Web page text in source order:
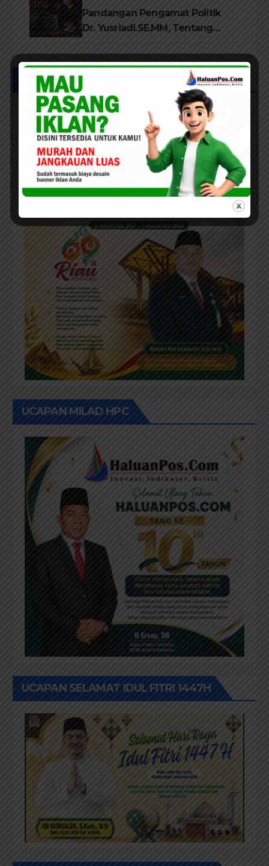
Pandangan Pengamat Politik
Dr. Yusriadi.SE.MM, Tentang
UCAPAN IKLAN HUT RIAU KE-69
UCAPAN MILAD HPC
UCAPAN SELAMAT IDUL FITRI 1447H